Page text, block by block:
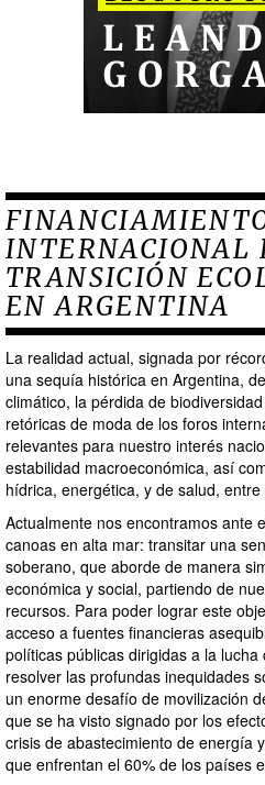
INTERNACIONAL
TRANSICIÓN
EN ARGENTINA
La realidad actual, signada por
una sequía histórica en Argentina,
climático, la pérdida de
retóricas de moda de los foros
relevantes para nuestro interés
estabilidad macroeconómica, así
hídrica, energética, y de salud, entre
Actualmente nos encontramos ante
canoas en alta mar: transitar una
soberano, que aborde de manera
económica y social, partiendo de
recursos. Para poder lograr este
acceso a fuentes financieras
políticas públicas dirigidas a la
resolver las profundas inequidades
un enorme desafío de movilización
que se ha visto signado por los
crisis de abastecimiento de energía
que enfrentan el 60% de los países